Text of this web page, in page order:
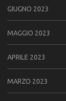
GIUGNO 2023
MAGGIO 2023
APRILE 2023
MARZO 2023